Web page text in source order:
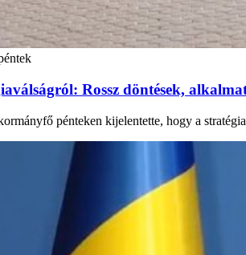
Rossz döntések,
pénteken kijelentette, hogy a